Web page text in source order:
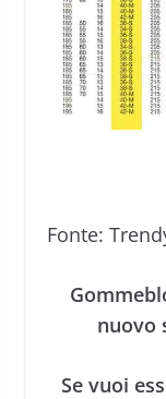
Fonte:
nuovo
Se vuoi